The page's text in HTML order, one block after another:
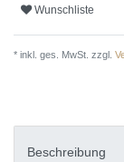
Wunschliste
* inkl. ges. MwSt. zzgl.
Beschreibung